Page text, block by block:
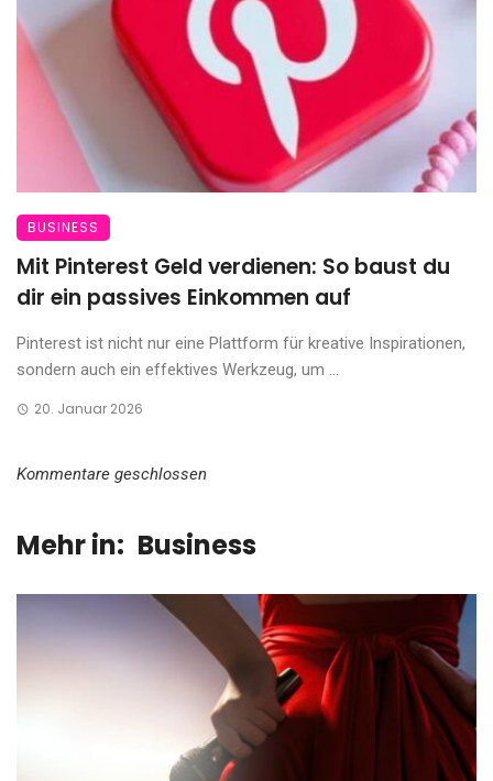
BUSINESS
Mit Pinterest Geld verdienen: So baust du
dir ein passives Einkommen auf
Pinterest ist nicht nur eine Plattform für kreative Inspirationen,
sondern auch ein effektives Werkzeug, um ...
20. Januar 2026
Kommentare geschlossen
Mehr in: Business